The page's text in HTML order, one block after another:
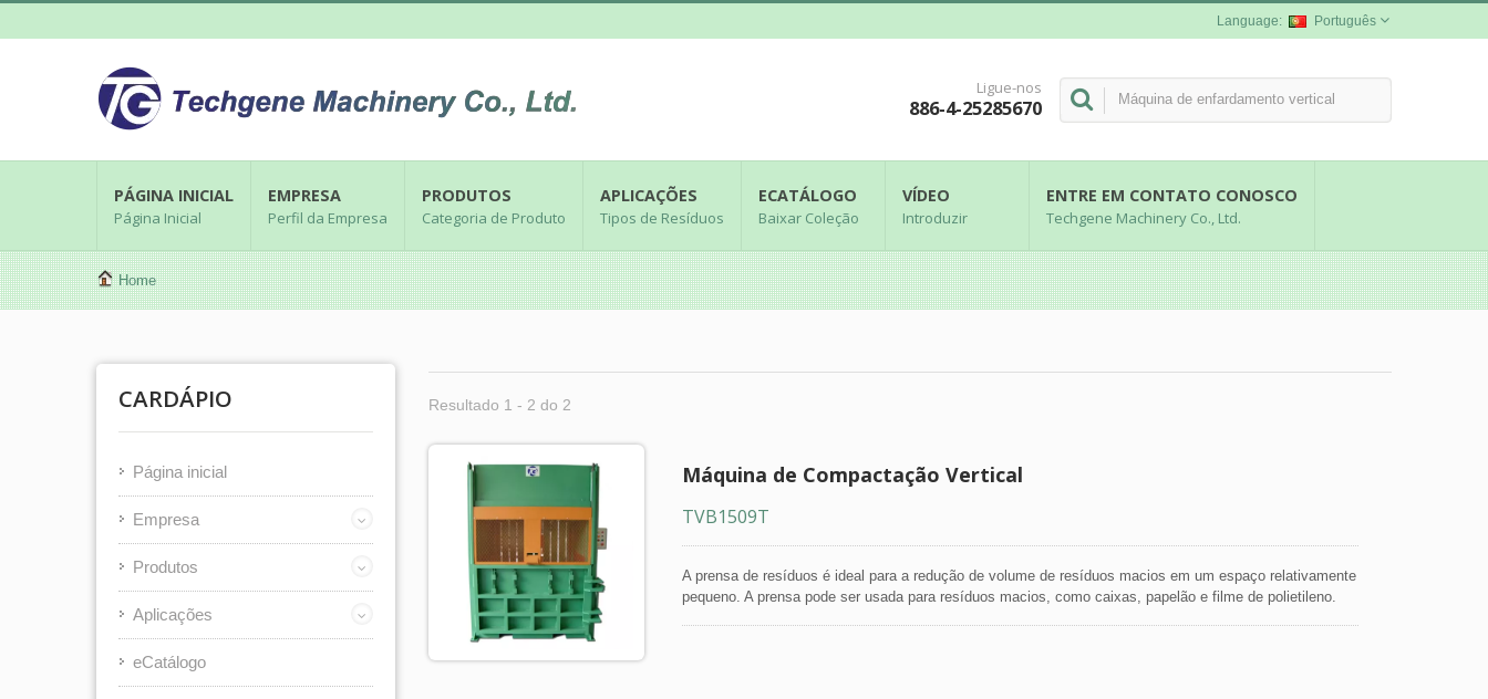
Português
Ligue-nos
886-4-25285670
PÁGINA INICIAL
Página Inicial
EMPRESA
Perfil da Empresa
PRODUTOS
Categoria de Produto
APLICAÇÕES
Tipos de Resíduos
ECATÁLOGO
Baixar Coleção
VÍDEO
Introduzir
ENTRE EM CONTATO CONOSCO
Techgene Machinery Co., Ltd.
Home
CARDÁPIO
Página inicial
Empresa
Produtos
Aplicações
eCatálogo
Resultado 1 - 2 do 2
Máquina de Compactação Vertical
TVB1509T
A prensa de resíduos é ideal para a redução de volume de resíduos macios em um espaço relativamente
pequeno. A prensa pode ser usada para resíduos macios, como caixas, papelão e filme de polietileno.